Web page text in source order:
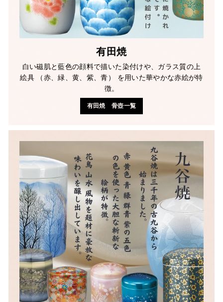
有田焼
白い磁肌と藍色の顔料で描いた染付けや、ガラス質の上
絵具 （赤、緑、黄、紫、青） を用いた華やかな赤絵が特
徴。
有田焼 骨壺一覧